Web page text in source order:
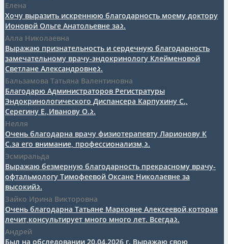
Елена
Хочу выразить искреннюю благодарность моему доктору
Ионовой Ольге Анатольевне за...
Алла Николаевна
Выражаю признательность и сердечную благодарность
замечательному врачу-эндокринологу Клейменовой
Светлане Александровне...
Бальзамова Татьяна Валентиновна
Благодарю Администраторов Регистратуры
Эндокринологического Диспансера Карпухину С.,
Серегину Е.,Иванову О....
Нелля
Очень благодарна врачу физиотерапевту Ларионову К
С.за его внимание, профессионализм,...
Эсмиральда
Выражаю безмерную благодарность прекрасному врачу-
офтальмологу Тимофеевой Оксане Николаевне за
высокий...
Зайко Ирина Викторовна
Очень благодарна Татьяне Марковне Алексеевой,которая
лечит,консультирует много много лет. Всегда...
Андрей
Был на обследовании 20.04.2026 г. Выражаю свою